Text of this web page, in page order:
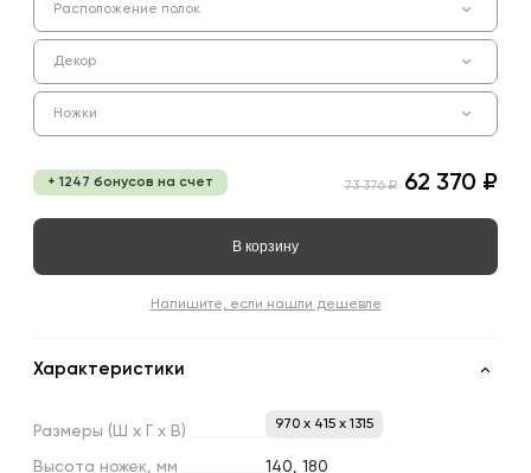
Расположение полок
Декор
Ножки
+ 1247 бонусов на счет 73 376 ₽ 62 370 ₽
В корзину
Напишите, если нашли дешевле
Характеристики
Размеры (Ш х х В) 970 x 415 x 1315
Высота ножек, мм
140, 180